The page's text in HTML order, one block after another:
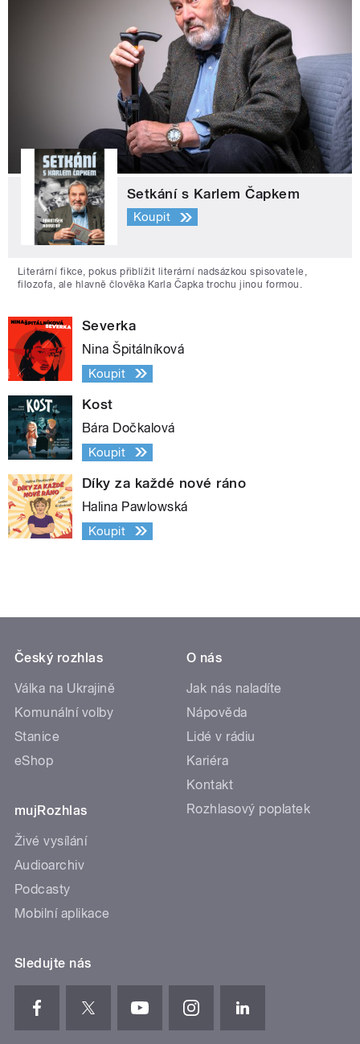
Setkání s Karlem Čapkem
Koupit
Literární fikce, pokus přiblížit literární nadsázkou spisovatele,
filozofa, ale hlavně člověka Karla Čapka trochu jinou formou.
Severka
Nina Špitálníková
Koupit
Kost
Bára Dočkalová
Koupit
Díky za každé nové ráno
Halina Pawlowská
Koupit
Český rozhlas
Válka na Ukrajině
Komunální volby
Stanice
eShop
mujRozhlas
Živé vysílání
Audioarchiv
Podcasty
Mobilní aplikace
O nás
Jak nás naladíte
Nápověda
Lidé v rádiu
Kariéra
Kontakt
Rozhlasový poplatek
Sledujte nás